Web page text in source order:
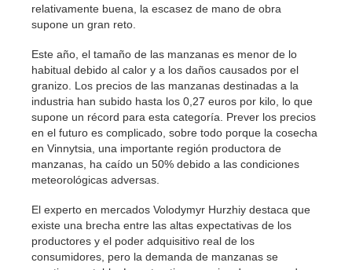
relativamente buena, la escasez de mano de obra
supone un gran reto.
Este año, el tamaño de las manzanas es menor de lo
habitual debido al calor y a los daños causados ​​por el
granizo. Los precios de las manzanas destinadas a la
industria han subido hasta los 0,27 euros por kilo, lo que
supone un récord para esta categoría. Prever los precios
en el futuro es complicado, sobre todo porque la cosecha
en Vinnytsia, una importante región productora de
manzanas, ha caído un 50% debido a las condiciones
meteorológicas adversas.
El experto en mercados Volodymyr Hurzhiy destaca que
existe una brecha entre las altas expectativas de los
productores y el poder adquisitivo real de los
consumidores, pero la demanda de manzanas se